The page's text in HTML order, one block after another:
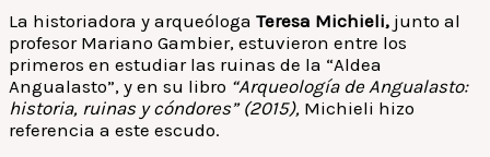
La historiadora y arqueóloga Teresa Michieli, junto al
profesor Mariano Gambier, estuvieron entre los
primeros en estudiar las ruinas de la “Aldea
Angualasto”, y en su libro “Arqueología de Angualasto:
historia, ruinas y cóndores” (2015), Michieli hizo
referencia a este escudo.